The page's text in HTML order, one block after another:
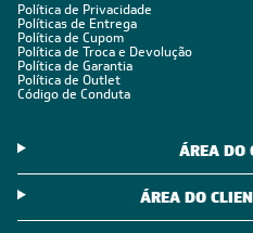
Política de Privacidade
Políticas de Entrega
Política de Cupom
Política de Troca e Devolução
Política de Garantia
Política de Outlet
Código de Conduta
ÁREA DO
ÁREA DO